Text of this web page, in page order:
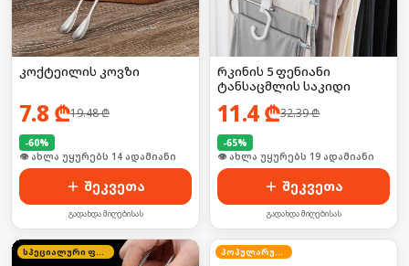
კოქტეილის კოვზი
7.8 ₾19.48₾
-60%
🛒 ბოლო 24სთ-ში იყიდა 23-მა
შეკვეთა
გადახდა მიღებისას
რკინის 5 ფენიანი
ტანსაცმლის საკიდი
11.4₾32.39₾
-65%
🛒 ბოლო 24სთ-ში იყიდა 30-მა
შეკვეთა
გადახდა მიღებისას
სპეციალური ფასი პოპულარული